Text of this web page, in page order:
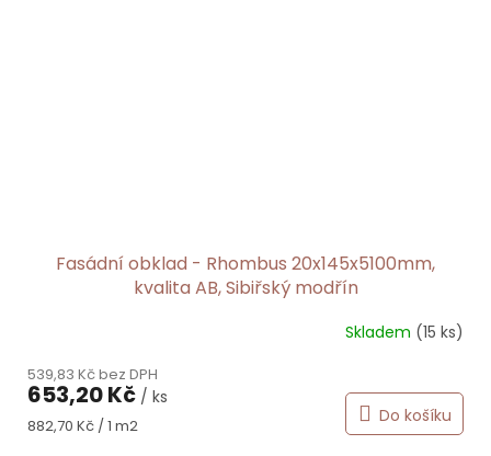
Fasádní obklad - Rhombus 20x145x5100mm,
kvalita AB, Sibiřský modřín
Skladem (15 ks)
539,83 Kč bez DPH
653,20 Kč / ks
Měrná
882,70 Kč / 1 m2 Do košíku